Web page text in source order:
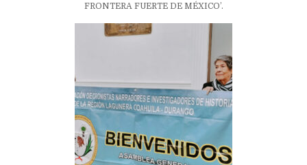
FRONTERA FUERTE DE MÉXICO’.